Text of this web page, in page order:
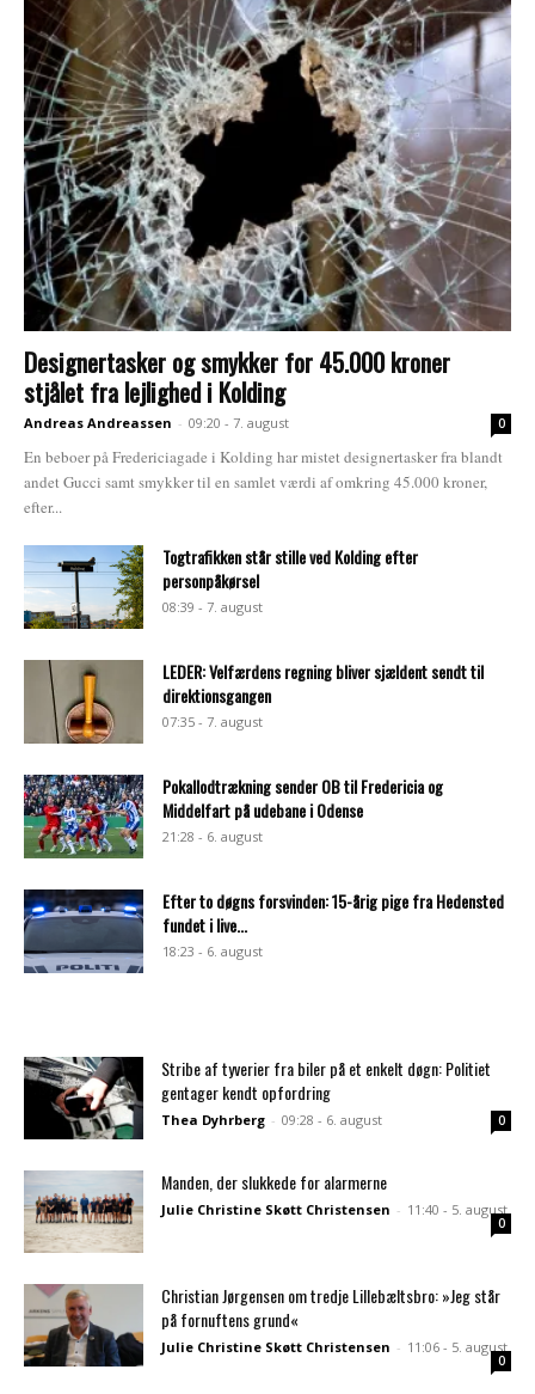
Designertasker og smykker for 45.000 kroner
stjålet fra lejlighed i Kolding
Andreas Andreassen - 09:20 - 7. august 0
En beboer på Fredericiagade i Kolding har mistet designertasker fra blandt
andet Gucci samt smykker til en samlet værdi af omkring 45.000 kroner,
efter...
Togtrafikken står stille ved Kolding efter
personpåkørsel
08:39 - 7. august
LEDER: Velfærdens regning bliver sjældent sendt til
direktionsgangen
07:35 - 7. august
Pokallodtrækning sender OB til Fredericia og
Middelfart på udebane i Odense
21:28 - 6. august
Efter to døgns forsvinden: 15-årig pige fra Hedensted
fundet i live...
18:23 - 6. august
Stribe af tyverier fra biler på et enkelt døgn: Politiet
gentager kendt opfordring
Thea Dyhrberg - 09:28 - 6. august 0
Manden, der slukkede for alarmerne
Julie Christine Skøtt Christensen - 11:40 - 5. august
0
Christian Jørgensen om tredje Lillebæltsbro: »Jeg står
på fornuftens grund«
Julie Christine Skøtt Christensen - 11:06 - 5. august
0